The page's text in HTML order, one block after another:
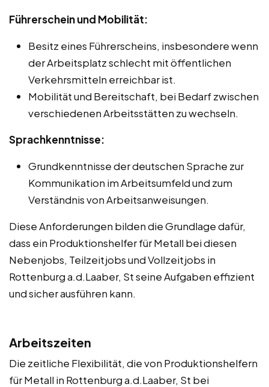
Führerschein und Mobilität:
Besitz eines Führerscheins, insbesondere wenn
der Arbeitsplatz schlecht mit öffentlichen
Verkehrsmitteln erreichbar ist.
Mobilität und Bereitschaft, bei Bedarf zwischen
verschiedenen Arbeitsstätten zu wechseln.
Sprachkenntnisse:
Grundkenntnisse der deutschen Sprache zur
Kommunikation im Arbeitsumfeld und zum
Verständnis von Arbeitsanweisungen.
Diese Anforderungen bilden die Grundlage dafür,
dass ein Produktionshelfer für Metall bei diesen
Nebenjobs, Teilzeitjobs und Vollzeitjobs in
Rottenburg a.d.Laaber, St seine Aufgaben effizient
und sicher ausführen kann.
Arbeitszeiten
Die zeitliche Flexibilität, die von Produktionshelfern
für Metall in Rottenburg a.d.Laaber, St bei